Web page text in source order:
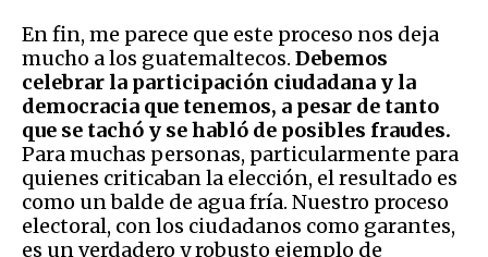
En fin, me parece que este proceso nos deja
mucho a los guatemaltecos. Debemos
celebrar la participación ciudadana y la
democracia que tenemos, a pesar de tanto
que se tachó y se habló de posibles fraudes.
Para muchas personas, particularmente para
quienes criticaban la elección, el resultado es
como un balde de agua fría. Nuestro proceso
electoral, con los ciudadanos como garantes,
es un verdadero y robusto ejemplo de